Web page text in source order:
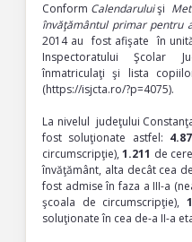
Conform Calendaruluişi
învăţământul primar pentru
2014 au fost afişate în
Inspectoratului Şcolar
înmatriculaţi şi lista
(https://isjcta.ro/?p=4075).
La nivelul judeţului
fost soluţionate astfel:
circumscripţie),1.211 de
învăţământ, alta decât cea
fost admise în faza a III-a
şcoala de circumscripţie),
soluţionate în cea de-a II-a